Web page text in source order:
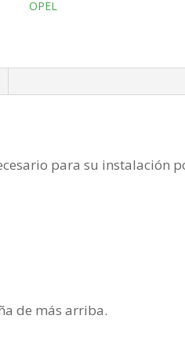
de
OPEL
para su instalación
de más arriba.